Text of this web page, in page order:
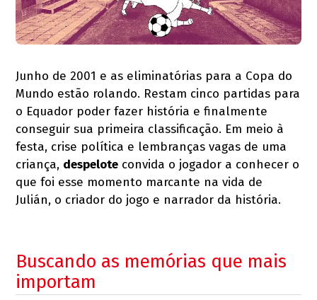
Junho de 2001 e as eliminatórias para a Copa do
Mundo estão rolando. Restam cinco partidas para
o Equador poder fazer história e finalmente
conseguir sua primeira classificação. Em meio à
festa, crise política e lembranças vagas de uma
criança, despelote convida o jogador a conhecer o
que foi esse momento marcante na vida de
Julián, o criador do jogo e narrador da história.
Buscando as memórias que mais
importam